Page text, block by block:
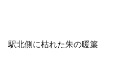
駅北側に枯れた朱の暖簾